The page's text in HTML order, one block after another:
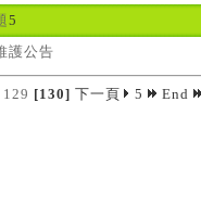
5
護公告
129 [130] 下一頁 5 End